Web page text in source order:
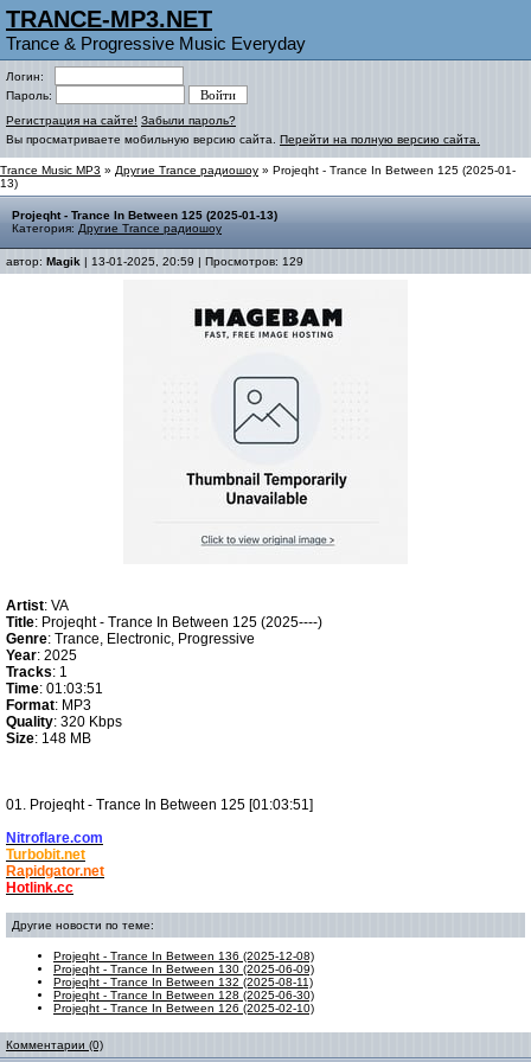
TRANCE-MP3.NET
Trance & Progressive Music Everyday
Логин:
Пароль:
Регистрация на сайте! Забыли пароль?
Вы просматриваете мобильную версию сайта. Перейти на полную версию сайта.
Trance Music MP3 » Другие Trance радиошоу » Projeqht - Trance In Between 125 (2025-01-
13)
Projeqht - Trance In Between 125 (2025-01-13)
Категория: Другие Trance радиошоу
автор: Magik | 13-01-2025, 20:59 | Просмотров: 129
Artist: VA
Title: Projeqht - Trance In Between 125 (2025----)
Genre: Trance, Electronic, Progressive
Year: 2025
Tracks: 1
Time: 01:03:51
Format: MP3
Quality: 320 Kbps
Size: 148 MB
01. Projeqht - Trance In Between 125 [01:03:51]
Nitroflare.com
Turbobit.net
Rapidgator.net
Hotlink.cc
Другие новости по теме:
Projeqht - Trance In Between 136 (2025-12-08)
Projeqht - Trance In Between 130 (2025-06-09)
Projeqht - Trance In Between 132 (2025-08-11)
Projeqht - Trance In Between 128 (2025-06-30)
Projeqht - Trance In Between 126 (2025-02-10)
Комментарии (0)